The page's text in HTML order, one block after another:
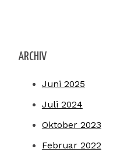
ARCHIV
Juni 2025
Juli 2024
Oktober 2023
Februar 2022